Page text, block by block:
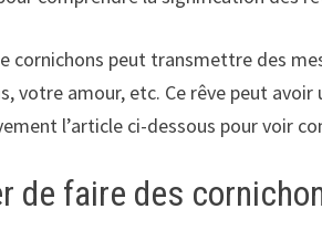
cornichons peut transmettre des
votre amour, etc. Ce rêve peut
l’article ci-dessous pour voir
de faire des